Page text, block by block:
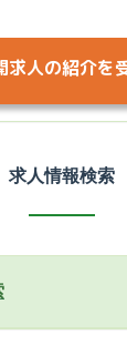
求人の紹介を
求人情報検索